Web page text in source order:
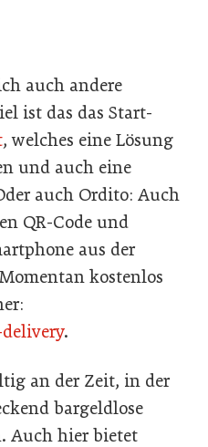
auch andere
ist das das Start-
, welches eine Lösung
und auch eine
auch Ordito: Auch
QR-Code und
aus der
kostenlos
.
an der Zeit, in der
bargeldlose
Auch hier bietet